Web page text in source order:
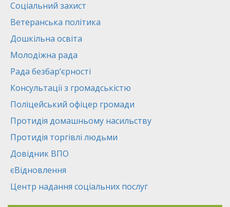
Соціальний захист
Ветеранська політика
Дошкільна освіта
Молодіжна рада
Рада безбар’єрності
Консультації з громадськістю
Поліцейський офіцер громади
Протидія домашньому насильству
Протидія торгівлі людьми
Довідник ВПО
єВідновлення
Центр надання соціальних послуг